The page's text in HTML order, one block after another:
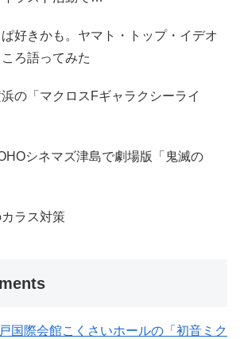
好きかも。ヤマト・トップ・イデオ
ろ語ってみた
の「マクロスFギャラクシーライ
シネマズ津島で劇場版「鬼滅の
ラス対策
国際会館こくさいホールの「初音ミク